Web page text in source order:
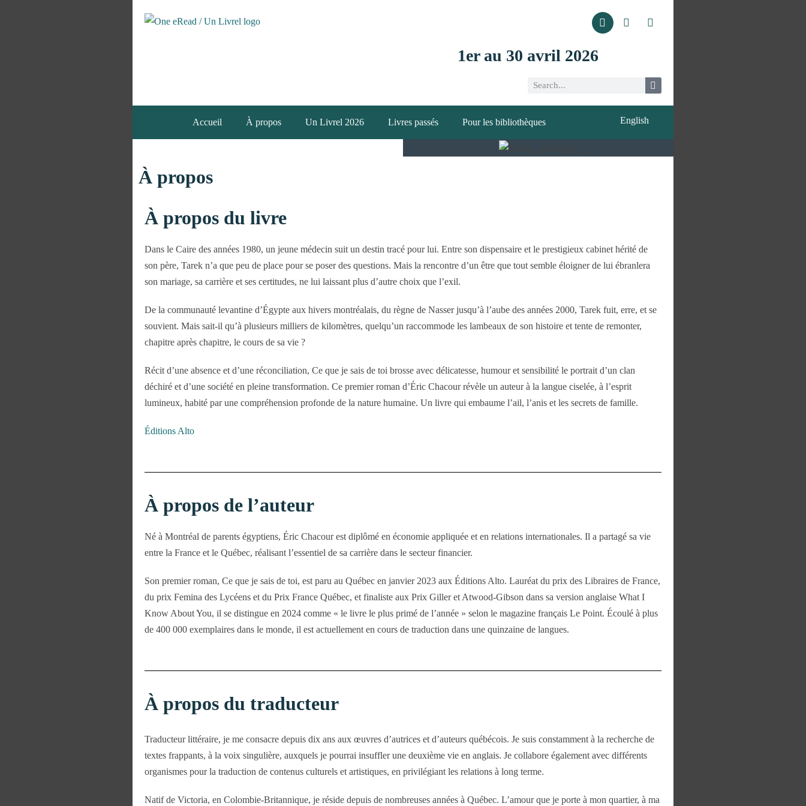
1er au 30 avril 2026
Accueil À propos Un Livrel 2026 Livres passés Pour les bibliothèques English
À propos
À propos du livre
Dans le Caire des années 1980, un jeune médecin suit un destin tracé pour lui. Entre son dispensaire et le prestigieux cabinet hérité de
son père, Tarek n’a que peu de place pour se poser des questions. Mais la rencontre d’un être que tout semble éloigner de lui ébranlera
son mariage, sa carrière et ses certitudes, ne lui laissant plus d’autre choix que l’exil.
De la communauté levantine d’Égypte aux hivers montréalais, du règne de Nasser jusqu’à l’aube des années 2000, Tarek fuit, erre, et se
souvient. Mais sait-il qu’à plusieurs milliers de kilomètres, quelqu’un raccommode les lambeaux de son histoire et tente de remonter,
chapitre après chapitre, le cours de sa vie ?
Récit d’une absence et d’une réconciliation, Ce que je sais de toi brosse avec délicatesse, humour et sensibilité le portrait d’un clan
déchiré et d’une société en pleine transformation. Ce premier roman d’Éric Chacour révèle un auteur à la langue ciselée, à l’esprit
lumineux, habité par une compréhension profonde de la nature humaine. Un livre qui embaume l’ail, l’anis et les secrets de famille.
Éditions Alto
À propos de l’auteur
Né à Montréal de parents égyptiens, Éric Chacour est diplômé en économie appliquée et en relations internationales. Il a partagé sa vie
entre la France et le Québec, réalisant l’essentiel de sa carrière dans le secteur financier.
Son premier roman, Ce que je sais de toi, est paru au Québec en janvier 2023 aux Éditions Alto. Lauréat du prix des Libraires de France,
du prix Femina des Lycéens et du Prix France Québec, et finaliste aux Prix Giller et Atwood-Gibson dans sa version anglaise What I
Know About You, il se distingue en 2024 comme « le livre le plus primé de l’année » selon le magazine français Le Point. Écoulé à plus
de 400 000 exemplaires dans le monde, il est actuellement en cours de traduction dans une quinzaine de langues.
À propos du traducteur
Traducteur littéraire, je me consacre depuis dix ans aux œuvres d’autrices et d’auteurs québécois. Je suis constamment à la recherche de
textes frappants, à la voix singulière, auxquels je pourrai insuffler une deuxième vie en anglais. Je collabore également avec différents
organismes pour la traduction de contenus culturels et artistiques, en privilégiant les relations à long terme.
Natif de Victoria, en Colombie-Britannique, je réside depuis de nombreuses années à Québec. L’amour que je porte à mon quartier, à ma